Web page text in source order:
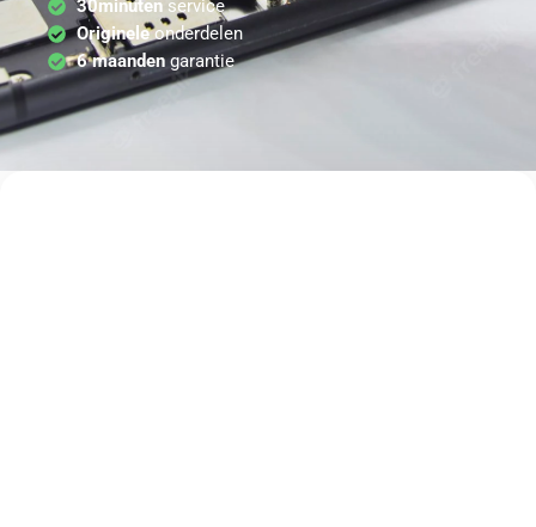
30minutenservice
Origineleonderdelen
6 maandengarantie